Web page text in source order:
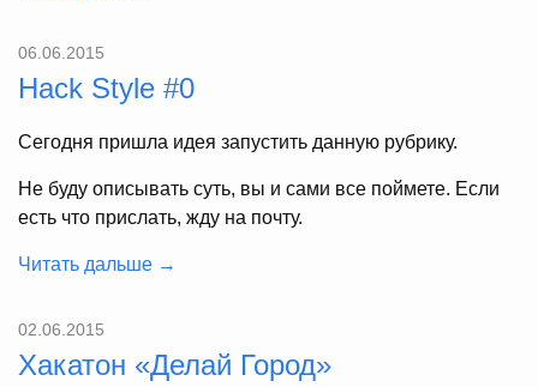
06.06.2015
Hack Style #0
Сегодня пришла идея запустить данную рубрику.
Не буду описывать суть, вы и сами все поймете. Если
есть что прислать, жду на почту.
Читать дальше →
02.06.2015
Хакатон «Делай Город»